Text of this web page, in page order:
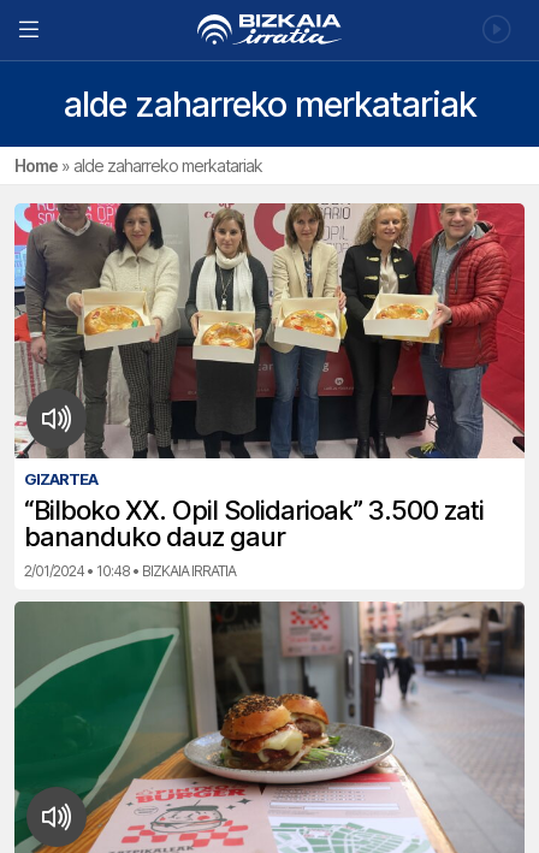
alde zaharreko merkatariak
Home » alde zaharreko merkatariak
GIZARTEA
“Bilboko XX. Opil Solidarioak” 3.500 zati
bananduko dauz gaur
2/01/2024 • 10:48 • BIZKAIA IRRATIA